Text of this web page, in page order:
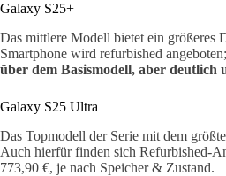
Galaxy S25+
Das mittlere Modell bietet ein größeres
Smartphone wird refurbished
über dem Basismodell, aber deutlich
Galaxy S25 Ultra
Das Topmodell der Serie mit dem
Auch hierfür finden sich Refurbished-
773,90 €, je nach Speicher & Zustand.